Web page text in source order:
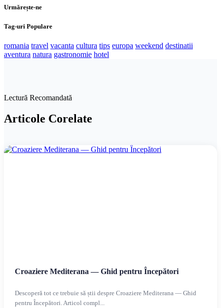
Urmărește-ne
Tag-uri Populare
romania travel vacanta cultura tips europa weekend destinatii
aventura natura gastronomie hotel
Lectură Recomandată
Articole Corelate
Croaziere Mediterana — Ghid pentru Începători
Descoperă tot ce trebuie să știi despre Croaziere Mediterana — Ghid
pentru Începători. Articol compl...